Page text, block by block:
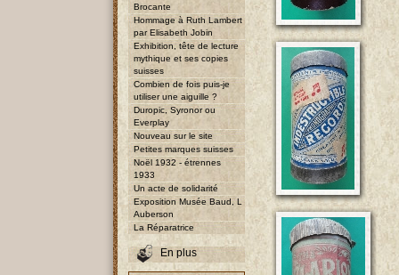
Brocante
Hommage à Ruth Lambert
par Elisabeth Jobin
Exhibition, tête de lecture
mythique et ses copies
suisses
Combien de fois puis-je
utiliser une aiguille ?
Duropic, Syronor ou
Everplay
Nouveau sur le site
Petites marques suisses
Noël 1932 - étrennes
1933
Un acte de solidarité
Exposition Musée Baud, L
Auberson
La Réparatrice
En plus